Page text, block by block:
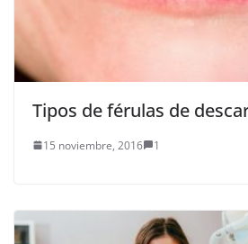
Tipos de férulas de
15 noviembre, 2016 1